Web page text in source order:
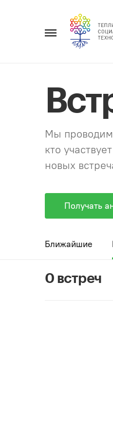
Мы проводим
кто
новых
Получать
Ближайшие
0 встреч